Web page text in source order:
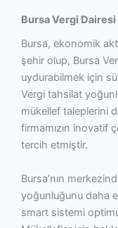
Bursa Vergi
Bursa, ekonomik
şehir olup, Bursa
uydurabilmek için
Vergi tahsilat
mükellef taleplerini
firmamızın inovatif
tercih etmiştir.
Bursa’nın
yoğunluğunu daha
smart sistemi